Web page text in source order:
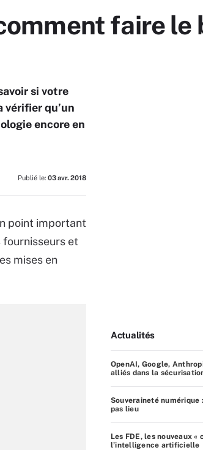
faire le
si votre
vérifier qu’un
encore en
Publié le: 03 avr. 2018
point important
fournisseurs et
mises en
Actualités
OpenAI, Google,
alliés dans la
Souveraineté numérique
pas lieu
Les FDE, les nouveaux «
l’intelligence artificielle